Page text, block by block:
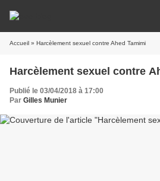
Accueil » Harcèlement sexuel contre Ahed Tamimi
Harcèlement sexuel contre
Publié le 03/04/2018 à 17:00
Par Gilles Munier